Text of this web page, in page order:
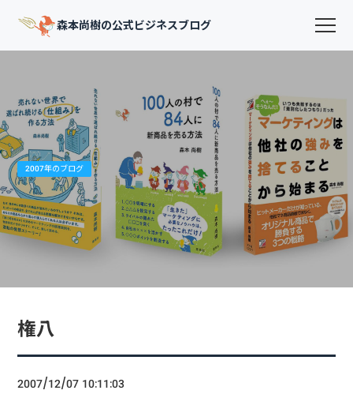
森本尚樹の公式ビジネスブログ
2007年のブログ
権八
2007/12/07 10:11:03